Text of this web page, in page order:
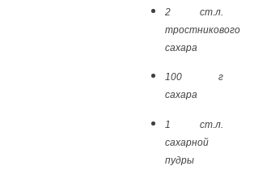
2 ст.л.
тростникового
сахара
100 г
сахара
1 ст.л.
сахарной
пудры